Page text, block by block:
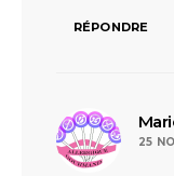
RÉPONDRE
25